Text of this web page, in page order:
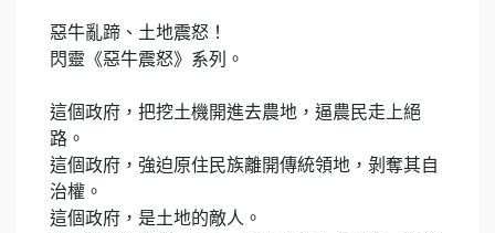
惡牛亂蹄、土地震怒！
閃靈《惡牛震怒》系列。
這個政府，把挖土機開進去農地，逼農民走上絕
路。
這個政府，強迫原住民族離開傳統領地，剝奪其自
治權。
這個政府，是土地的敵人。